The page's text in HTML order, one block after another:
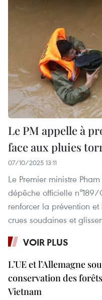
Le PM appelle à
face aux pluies
07/10/2025 13:11
Le Premier ministre
dépêche officielle
renforcer la prévention
crues soudaines et
VOIR PLUS
L’UE et l’Allemagne
conservation des
Vietnam